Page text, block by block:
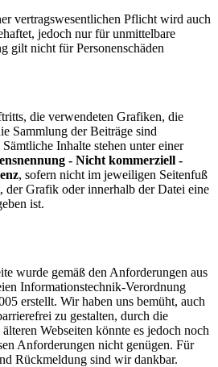
vertragswesentlichen Pflicht wird auch
jedoch nur für unmittelbare
gilt nicht für Personenschäden
die verwendeten Grafiken, die
Sammlung der Beiträge sind
Inhalte stehen unter einer
- Nicht kommerziell -
, sofern nicht im jeweiligen Seitenfuß
der Grafik oder innerhalb der Datei eine
ist.
wurde gemäß den Anforderungen aus
Informationstechnik-Verordnung
erstellt. Wir haben uns bemüht, auch
zu gestalten, durch die
Webseiten könnte es jedoch noch
Anforderungen nicht genügen. Für
Rückmeldung sind wir dankbar.